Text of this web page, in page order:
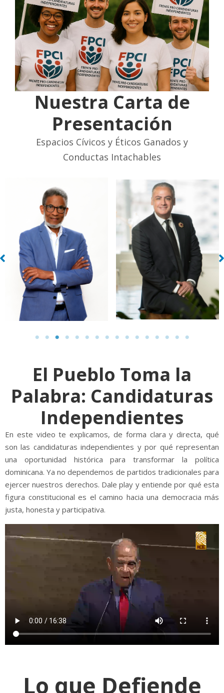
Nuestra Carta de
Presentación
Espacios Cívicos y Éticos Ganados y
Conductas Intachables
El Pueblo Toma la
Palabra: Candidaturas
Independientes
En este video te explicamos, de forma clara y directa, qué
son las candidaturas independientes y por qué representan
una oportunidad histórica para transformar la política
dominicana. Ya no dependemos de partidos tradicionales para
ejercer nuestros derechos. Dale play y entiende por qué esta
figura constitucional es el camino hacia una democracia más
justa, honesta y participativa.
Lo que Defiende